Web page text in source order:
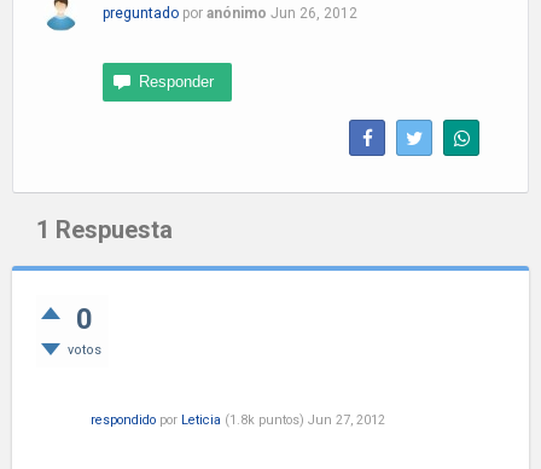
preguntado por anónimo Jun 26, 2012
1 Respuesta
0
votos
respondido por Leticia (1.8k puntos) Jun 27, 2012